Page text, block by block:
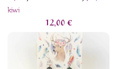
kiwi
12,00€